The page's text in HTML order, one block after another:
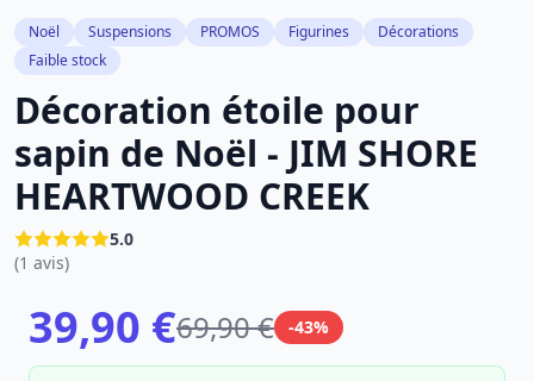
Noël Suspensions PROMOS Figurines
Décorations
Faible stock
Décoration étoile pour
sapin de Noël - JIM SHORE
HEARTWOOD CREEK
5.0
(1 avis)
39,90 €69,90 € -43%